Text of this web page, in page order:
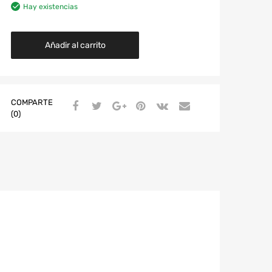
Hay existencias
Añadir al carrito
COMPARTE
(0)